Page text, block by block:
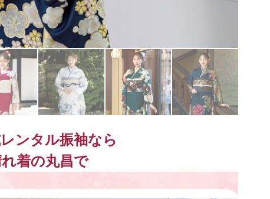
ンタル振袖なら
着の丸昌で